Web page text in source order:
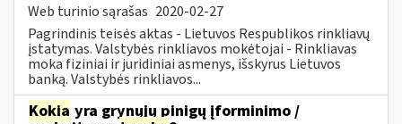
Web turinio sąrašas 2020-02-27
Pagrindinis teisės aktas - Lietuvos Respublikos rinkliavų
įstatymas. Valstybės rinkliavos mokėtojai - Rinkliavas
moka fiziniai ir juridiniai asmenys, išskyrus Lietuvos
banką. Valstybės rinkliavos...
Kokia yra grynųjų pinigų įforminimo /